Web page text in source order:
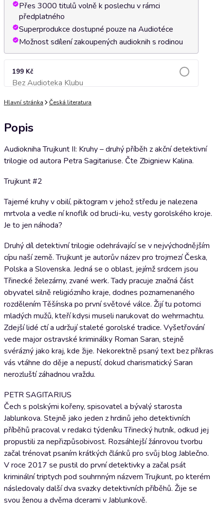
Přes 3000 titulů volně k poslechu v rámci
předplatného
Superprodukce dostupné pouze na Audiotéce
Možnost sdílení zakoupených audioknih s rodinou
199 Kč
Bez Audioteka KlubuPřidat do košíku
Hlavní stránka Česká literatura
Popis
Audiokniha Trujkunt II: Kruhy – druhý příběh z akční detektivní
trilogie od autora Petra Sagitariuse. Čte Zbigniew Kalina.
Trujkunt #2
Tajemé kruhy v obilí, piktogram v jehož středu je nalezena
mrtvola a vedle ní knoflík od brucli-ku, vesty gorolského kroje.
Je to jen náhoda?
Druhý díl detektivní trilogie odehrávající se v nejvýchodnějším
cípu naší země. Trujkunt je autorův název pro trojmezí Česka,
Polska a Slovenska. Jedná se o oblast, jejímž srdcem jsou
Třinecké železárny, zvané werk. Tady pracuje značná část
obyvatel silně religiózního kraje, dodnes poznamenaného
rozdělením Těšínska po první světové válce. Žijí tu potomci
mladých mužů, kteří kdysi museli narukovat do wehrmachtu.
Zdejší lidé ctí a udržují staleté gorolské tradice. Vyšetřování
vede major ostravské kriminálky Roman Saran, stejně
svérázný jako kraj, kde žije. Nekorektně psaný text bez příkras
vás vtáhne do děje a nepustí, dokud charismatický Saran
nerozluští záhadnou vraždu.
PETR SAGITARIUS
Čech s polskými kořeny, spisovatel a bývalý starosta
Jablunkova. Stejně jako jeden z hrdinů jeho detektivních
příběhů pracoval v redakci týdeníku Třinecký hutník, odkud jej
propustili za nepřizpůsobivost. Rozsáhlejší žánrovou tvorbu
začal trénovat psaním krátkých článků pro svůj blog Jablečno.
V roce 2017 se pustil do první detektivky a začal psát
kriminální triptych pod souhrnným názvem Trujkunt, po kterém
následovaly další dva svazky detektivních příběhů. Žije se
svou ženou a dvěma dcerami v Jablunkově.